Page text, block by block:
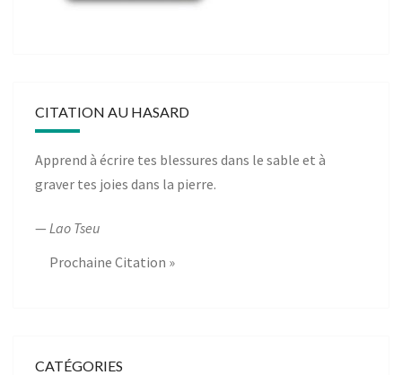
CITATION AU HASARD
Apprend à écrire tes blessures dans le sable et à
graver tes joies dans la pierre.
— Lao Tseu
Prochaine Citation »
CATÉGORIES